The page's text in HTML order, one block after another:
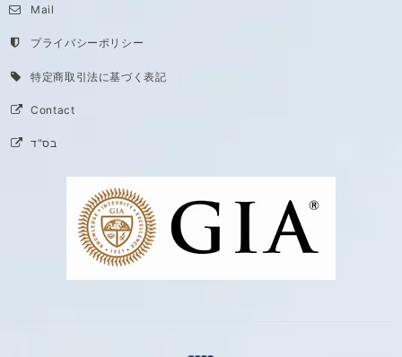
Mail
プライバシーポリシー
特定商取引法に基づく表記
Contact
בס"ד